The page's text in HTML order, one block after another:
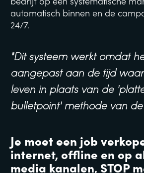
bedrijf op een systematische
automatisch binnen en de
24/7.
"Dit systeem werkt omdat
aangepast aan de tijd
leven in plaats van de
bulletpoint' methode van de
Je moet een job
internet, offline en op
media kanalen, STOP